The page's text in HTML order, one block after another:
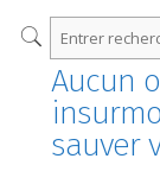
Aucun
sauver